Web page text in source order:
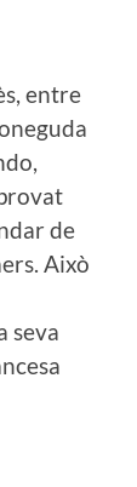
entre
de
Això
seva